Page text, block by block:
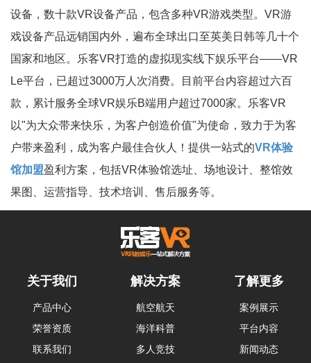
设备，数十款VR设备产品，包含多种VR游戏类型。VR游
戏设备产品远销国内外，遍布全球出口至英美日韩等几十个
国家和地区。乐客VR打造的虚拟现实线下娱乐平台——VR
Le平台，已超过3000万人次消费。目前平台内容超过六百
款，累计服务全球VR娱乐B端用户超过7000家。乐客VR
以"为大众带来快乐，为客户创造价值"为使命，致力于为客
户带来盈利，成为客户最佳合伙人！提供一站式的VR体验
馆加盟盈利方案，包括VR体验馆选址、场地设计、整馆效
果图、运营指导、技术培训、售后服务等。
关于我们
产品中心
荣誉资质
联系我们
解决方案
航空航天
海洋科普
多人竞技
了解更多
案例展示
平台内容
新闻动态